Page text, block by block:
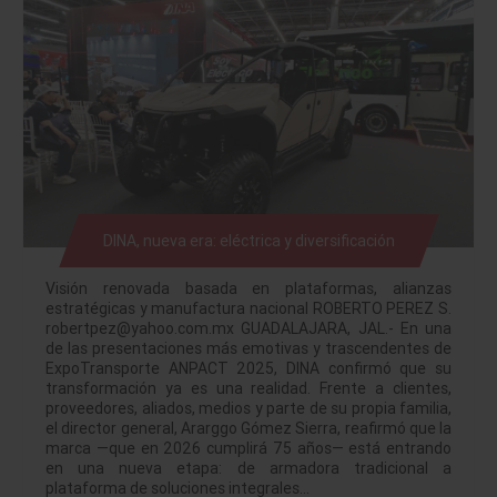
DINA, nueva era: eléctrica y diversificación
Visión renovada basada en plataformas, alianzas
estratégicas y manufactura nacional ROBERTO PEREZ S.
robertpez@yahoo.com.mx GUADALAJARA, JAL.- En una
de las presentaciones más emotivas y trascendentes de
ExpoTransporte ANPACT 2025, DINA confirmó que su
transformación ya es una realidad. Frente a clientes,
proveedores, aliados, medios y parte de su propia familia,
el director general, Ararggo Gómez Sierra, reafirmó que la
marca —que en 2026 cumplirá 75 años— está entrando
en una nueva etapa: de armadora tradicional a
plataforma de soluciones integrales…